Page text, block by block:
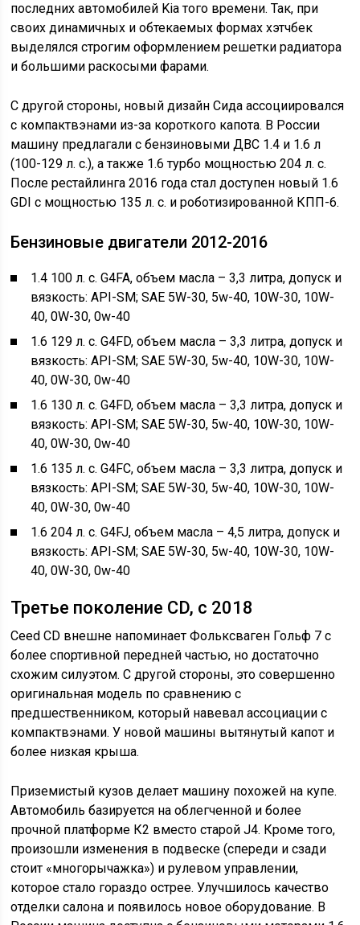
последних автомобилей Kia того времени. Так, при
своих динамичных и обтекаемых формах хэтчбек
выделялся строгим оформлением решетки радиатора
и большими раскосыми фарами.
С другой стороны, новый дизайн Сида ассоциировался
с компактвэнами из-за короткого капота. В России
машину предлагали с бензиновыми ДВС 1.4 и 1.6 л
(100-129 л. с.), а также 1.6 турбо мощностью 204 л. с.
После рестайлинга 2016 года стал доступен новый 1.6
GDI с мощностью 135 л. с. и роботизированной КПП-6.
Бензиновые двигатели 2012-2016
1.4 100 л. с. G4FA, объем масла – 3,3 литра, допуск и
вязкость: API-SM; SAE 5W-30, 5w-40, 10W-30, 10W-
40, 0W-30, 0w-40
1.6 129 л. с. G4FD, объем масла – 3,3 литра, допуск и
вязкость: API-SM; SAE 5W-30, 5w-40, 10W-30, 10W-
40, 0W-30, 0w-40
1.6 130 л. с. G4FD, объем масла – 3,3 литра, допуск и
вязкость: API-SM; SAE 5W-30, 5w-40, 10W-30, 10W-
40, 0W-30, 0w-40
1.6 135 л. с. G4FC, объем масла – 3,3 литра, допуск и
вязкость: API-SM; SAE 5W-30, 5w-40, 10W-30, 10W-
40, 0W-30, 0w-40
1.6 204 л. с. G4FJ, объем масла – 4,5 литра, допуск и
вязкость: API-SM; SAE 5W-30, 5w-40, 10W-30, 10W-
40, 0W-30, 0w-40
Третье поколение CD, с 2018
Ceed CD внешне напоминает Фольксваген Гольф 7 с
более спортивной передней частью, но достаточно
схожим силуэтом. С другой стороны, это совершенно
оригинальная модель по сравнению с
предшественником, который навевал ассоциации с
компактвэнами. У новой машины вытянутый капот и
более низкая крыша.
Приземистый кузов делает машину похожей на купе.
Автомобиль базируется на облегченной и более
прочной платформе К2 вместо старой J4. Кроме того,
произошли изменения в подвеске (спереди и сзади
стоит «многорычажка») и рулевом управлении,
которое стало гораздо острее. Улучшилось качество
отделки салона и появилось новое оборудование. В